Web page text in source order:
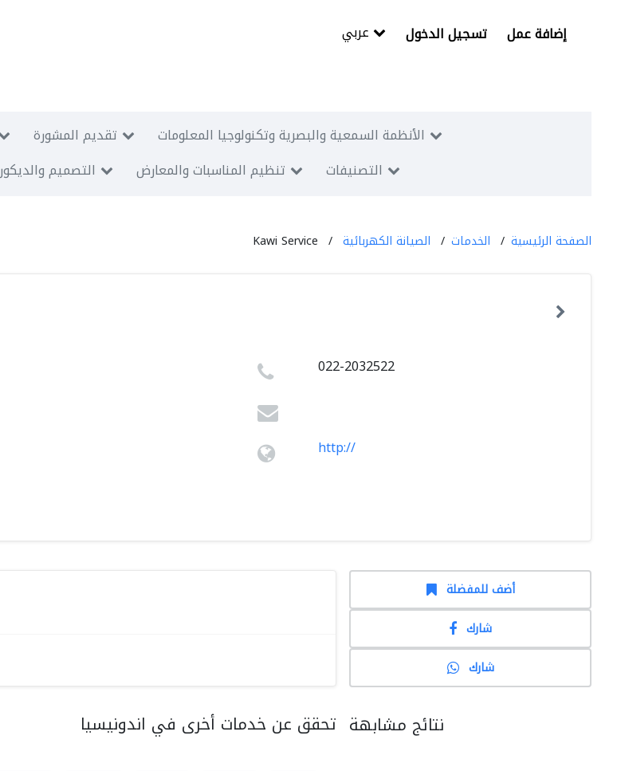
تسجيل الدخول إضافة عمل
تقديم المشورة
الأنظمة السمعية والبصرية وتكنولوجيا المعلومات
التصميم والديكور تنظيم المناسبات والمعارض التصنيفات
الصفحة الرئيسية الخدمات الصيانة الكهربائية Kawi Service
022-2032522
http://
تحقق عن خدمات أخرى في اندونيسيا
أضف للمفضلة
شارك
شارك
نتائج مشابهة